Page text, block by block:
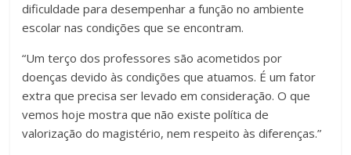
dificuldade para desempenhar a função no ambiente
escolar nas condições que se encontram.
“Um terço dos professores são acometidos por
doenças devido às condições que atuamos. É um fator
extra que precisa ser levado em consideração. O que
vemos hoje mostra que não existe política de
valorização do magistério, nem respeito às diferenças.”